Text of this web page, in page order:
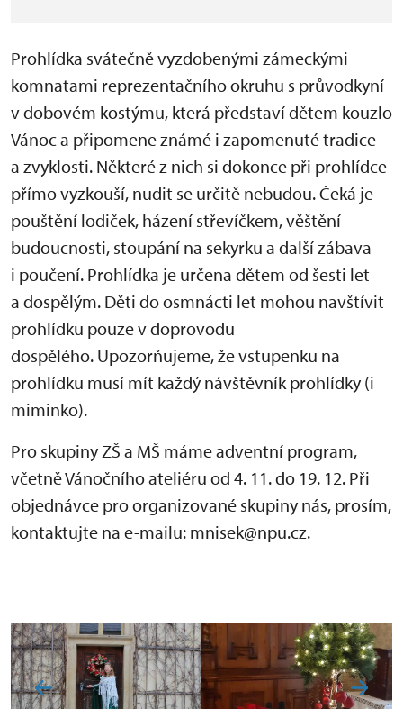
Prohlídka svátečně vyzdobenými zámeckými
komnatami reprezentačního okruhu s průvodkyní
v dobovém kostýmu, která představí dětem kouzlo
Vánoc a připomene známé i zapomenuté tradice
a zvyklosti. Některé z nich si dokonce při prohlídce
přímo vyzkouší, nudit se určitě nebudou. Čeká je
pouštění lodiček, házení střevíčkem, věštění
budoucnosti, stoupání na sekyrku a další zábava
i poučení. Prohlídka je určena dětem od šesti let
a dospělým. Děti do osmnácti let mohou navštívit
prohlídku pouze v doprovodu
dospělého. Upozorňujeme, že vstupenku na
prohlídku musí mít každý návštěvník prohlídky (i
miminko).
Pro skupiny ZŠ a MŠ máme adventní program,
včetně Vánočního ateliéru od 4. 11. do 19. 12. Při
objednávce pro organizované skupiny nás, prosím,
kontaktujte na e-mailu: mnisek@npu.cz.